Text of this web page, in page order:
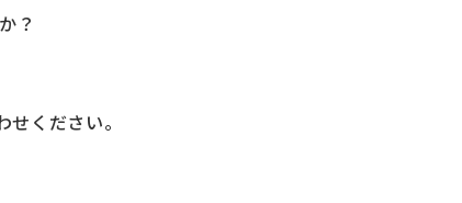
？
ください。